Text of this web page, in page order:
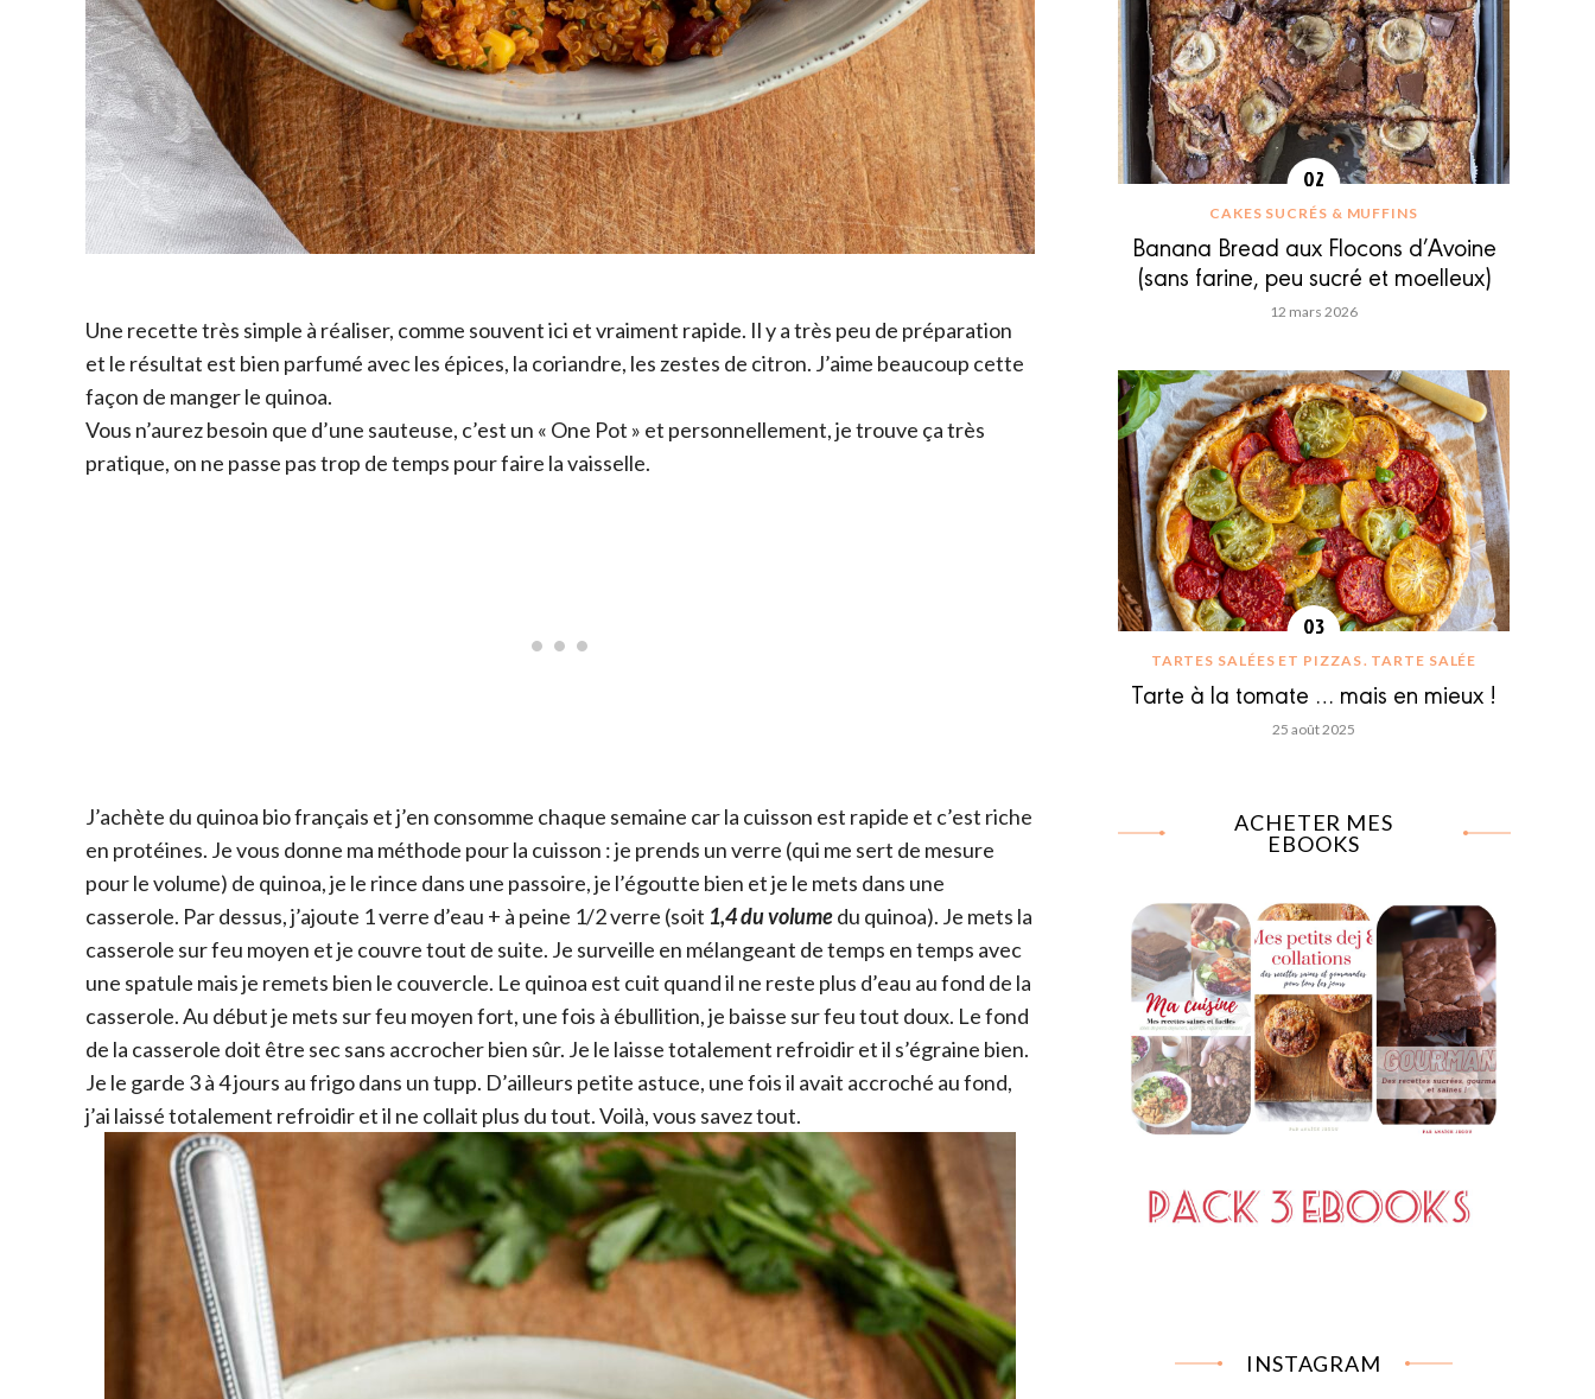
Une recette très simple à réaliser, comme souvent ici et vraiment rapide. Il y a très peu de préparation
et le résultat est bien parfumé avec les épices, la coriandre, les zestes de citron. J’aime beaucoup cette
façon de manger le quinoa.
Vous n’aurez besoin que d’une sauteuse, c’est un « One Pot » et personnellement, je trouve ça très
pratique, on ne passe pas trop de temps pour faire la vaisselle.
J’achète du quinoa bio français et j’en consomme chaque semaine car la cuisson est rapide et c’est riche
en protéines. Je vous donne ma méthode pour la cuisson : je prends un verre (qui me sert de mesure
pour le volume) de quinoa, je le rince dans une passoire, je l’égoutte bien et je le mets dans une
casserole. Par dessus, j’ajoute 1 verre d’eau + à peine 1/2 verre (soit 1,4 du volumedu quinoa). Je mets la
casserole sur feu moyen et je couvre tout de suite. Je surveille en mélangeant de temps en temps avec
une spatule mais je remets bien le couvercle. Le quinoa est cuit quand il ne reste plus d’eau au fond de la
casserole. Au début je mets sur feu moyen fort, une fois à ébullition, je baisse sur feu tout doux. Le fond
de la casserole doit être sec sans accrocher bien sûr. Je le laisse totalement refroidir et il s’égraine bien.
Je le garde 3 à 4 jours au frigo dans un tupp. D’ailleurs petite astuce, une fois il avait accroché au fond,
j’ai laissé totalement refroidir et il ne collait plus du tout. Voilà, vous savez tout.
CAKES SUCRÉS & MUFFINS
Banana Bread aux Flocons d’Avoine
(sans farine, peu sucré et moelleux)
12 mars 2026
TARTES SALÉES ET PIZZAS TARTE SALÉE
Tarte à la tomate … mais en mieux !
25 août 2025
ACHETER MES
EBOOKS
INSTAGRAM